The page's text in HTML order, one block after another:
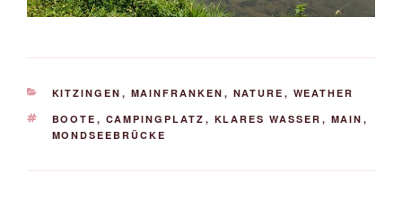
KATEGORIEN
KITZINGEN , MAINFRANKEN , NATURE , WEATHER
SCHLAGWÖRTER
BOOTE , CAMPINGPLATZ , KLARES WASSER , MAIN ,
MONDSEEBRÜCKE